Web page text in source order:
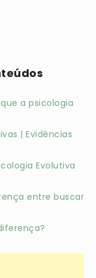
a psicologia
| Evidências
Evolutiva
entre buscar